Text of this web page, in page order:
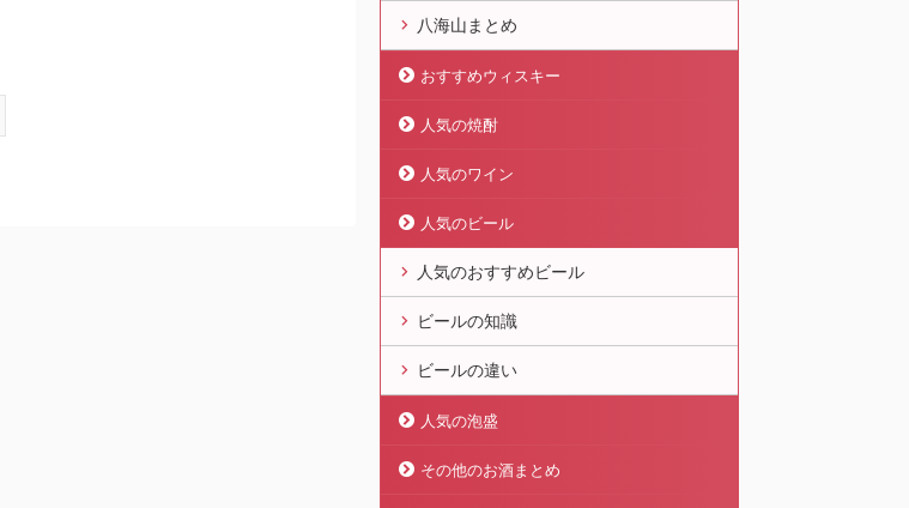
八海山まとめ
おすすめウィスキー
人気の焼酎
人気のワイン
人気のビール
人気のおすすめビール
ビールの知識
ビールの違い
人気の泡盛
その他のお酒まとめ